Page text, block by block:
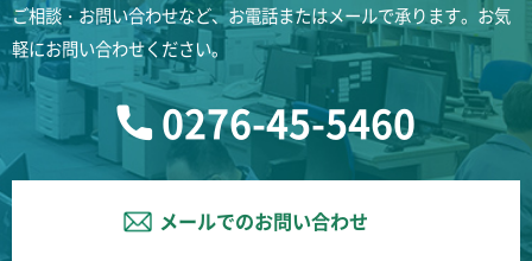
ご相談・お問い合わせなど、お電話またはメールで承ります。お気
軽にお問い合わせください。
0276-45-5460
メールでのお問い合わせ